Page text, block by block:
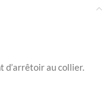
d’arrêtoir au collier.